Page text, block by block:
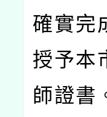
確實完
授予本
師證書